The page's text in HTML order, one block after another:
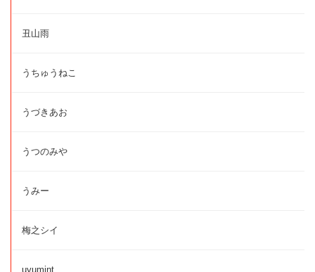
丑山雨
うちゅうねこ
うづきあお
うつのみや
うみー
梅之シイ
uyumint